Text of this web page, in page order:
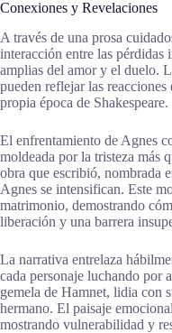
Conexiones y Revelaciones
A través de una prosa
interacción entre las
amplias del amor y el duelo.
pueden reflejar las
propia época de Shakespeare.
El enfrentamiento de Agnes
moldeada por la tristeza más
obra que escribió, nombrada
Agnes se intensifican. Este
matrimonio, demostrando
liberación y una barrera
La narrativa entrelaza
cada personaje luchando por
gemela de Hamnet, lidia con
hermano. El paisaje
mostrando vulnerabilidad y